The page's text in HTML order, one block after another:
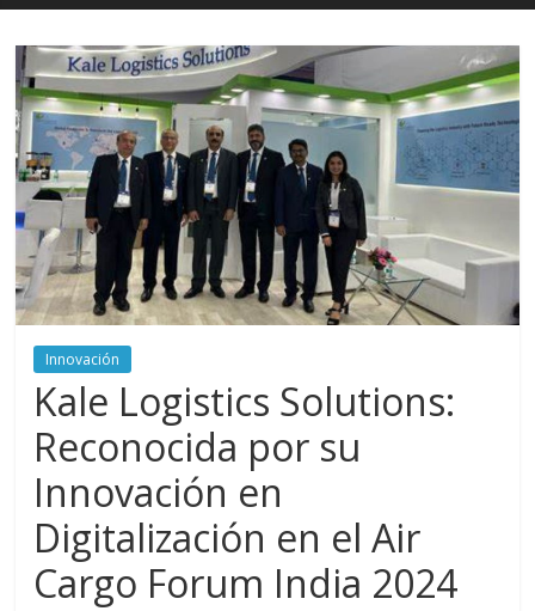
Innovación
Kale Logistics Solutions:
Reconocida por su
Innovación en
Digitalización en el Air
Cargo Forum India 2024